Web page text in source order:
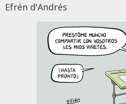
Efrén d'Andrés